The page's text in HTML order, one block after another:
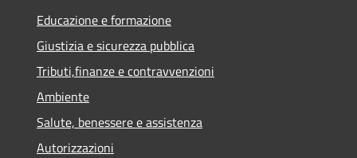
Educazione e formazione
Giustizia e sicurezza pubblica
Tributi,finanze e contravvenzioni
Ambiente
Salute, benessere e assistenza
Autorizzazioni